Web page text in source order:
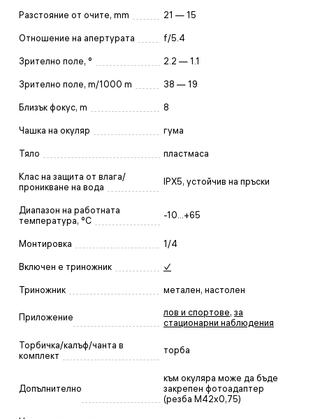
Разстояние от очите, mm 21 — 15
Отношение на апертурата f/5.4
Зрително поле, ° 2.2 — 1.1
Зрително поле, m/1000 m 38 — 19
Близък фокус, m 8
Чашка на окуляр гума
Тяло пластмаса
Клас на защита от влага/
проникване на вода
IPX5, устойчив на пръски
Диапазон на работната
температура, °C
-10...+65
Монтировка 1/4
Включен е триножник ✓
Триножник метален, настолен
Приложение лов и спортове, за
стационарни наблюдения
Торбичка/калъф/чанта в
комплект
торба
Допълнително
към окуляра може да бъде
закрепен фотоадаптер
(резба M42x0,75)